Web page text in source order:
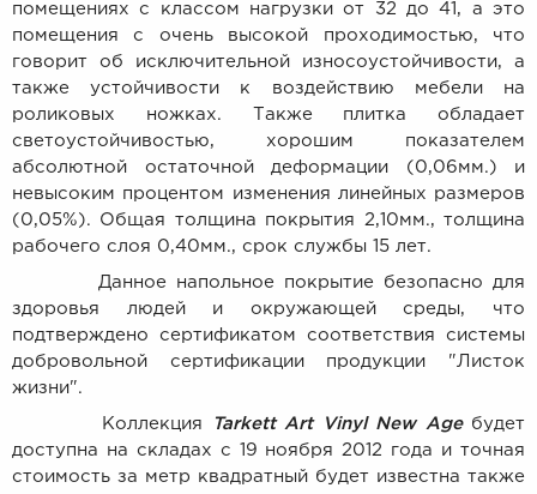
помещениях с классом нагрузки от 32 до 41, а это
помещения с очень высокой проходимостью, что
говорит об исключительной износоустойчивости, а
также устойчивости к воздействию мебели на
роликовых ножках. Также плитка обладает
светоустойчивостью, хорошим показателем
абсолютной остаточной деформации (0,06мм.) и
невысоким процентом изменения линейных размеров
(0,05%). Общая толщина покрытия 2,10мм., толщина
рабочего слоя 0,40мм., срок службы 15 лет.
Данное напольное покрытие безопасно для
здоровья людей и окружающей среды, что
подтверждено сертификатом соответствия системы
добровольной сертификации продукции "Листок
жизни".
Коллекция Tarkett Art Vinyl New Ageбудет
доступна на складах с 19 ноября 2012 года и точная
стоимость за метр квадратный будет известна также